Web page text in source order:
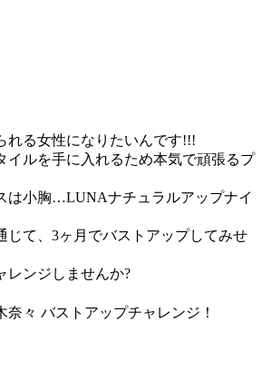
れる女性になりたいんです!!!
イルを手に入れるため本気で頑張るプ
は小胸…LUNAナチュラルアップナイ
じて、3ヶ月でバストアップしてみせ
レンジしませんか?
奈々 バストアップチャレンジ！